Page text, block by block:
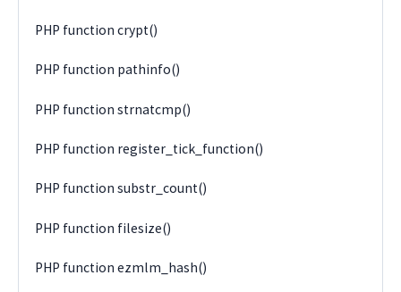
PHP function crypt()
PHP function pathinfo()
PHP function strnatcmp()
PHP function register_tick_function()
PHP function substr_count()
PHP function filesize()
PHP function ezmlm_hash()